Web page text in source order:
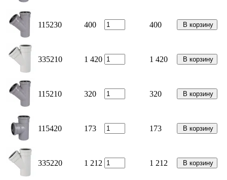
115230 400 400 В корзину
335210 1 420 1 420 В корзину
115210 320 320 В корзину
115420 173 173 В корзину
335220 1 212 1 212 В корзину